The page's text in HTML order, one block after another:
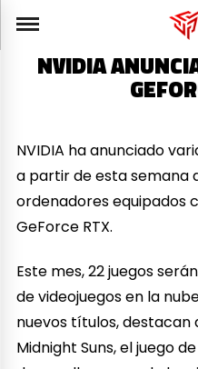
NVIDIA
NVIDIA ha anunciado
a partir de esta semana
ordenadores equipados
GeForce RTX.
Este mes, 22 juegos
de videojuegos en la
nuevos títulos, destacan
Midnight Suns, el juego